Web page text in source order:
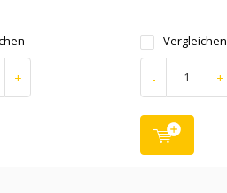
+
Vergleichen
- +